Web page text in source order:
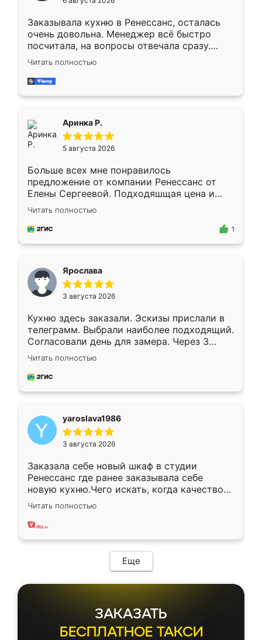
мебели буду заказывать только здесь.
Заказывала кухню в Ренессанс, осталась
очень довольна. Менеджер всё быстро
посчитала, на вопросы отвечала сразу.
Замерщик приехал в субботу, подошёл к
делу со всей ответственностью. Собрали
за день, ребята работали аккуратно, даже
Читать полностью
Аринка Р.
5 августа 2026
Больше всех мне понравилось
предложение от компании Ренессанс от
Елены Сергеевой. Подходяшщая цена и
короткие сроки изготовления. Приехавший
для замера сотрудник Владислав
предложил по моему эскизу самый
Читать полностью
1
Ярослава
3 августа 2026
Кухню здесь заказали. Эскизы прислали в
телеграмм. Выбрали наиболее подходящий.
Согласовали день для замера. Через 3
недели кухня была уже готова. Остались
довольны работой. Спасибо Ренессанс
мебель за качественную работу!
Читать полностью
yaroslava1986
3 августа 2026
Заказала себе новый шкаф в студии
Ренессанс где ранее заказывала себе
новую кухню.Чего искать, когда качеством
вполне довольна. Служит кухня уже почти
два года, нареканий нет.
Читать полностью
Еще
ЗАКАЗАТЬ
БЕСПЛАТНОЕ ТАКСИ